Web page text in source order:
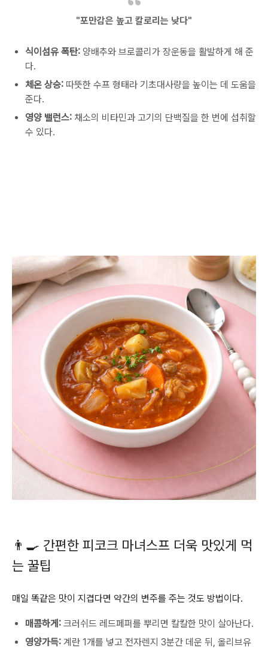
"포만감은 높고 칼로리는 낮다"
식이섬유 폭탄: 양배추와 브로콜리가 장운동을 활발하게 해 준
다.
체온 상승: 따뜻한 수프 형태라 기초대사량을 높이는 데 도움을
준다.
영양 밸런스: 채소의 비타민과 고기의 단백질을 한 번에 섭취할
수 있다.
👨‍🍳 간편한 피코크 마녀스프 더욱 맛있게 먹
는 꿀팁
매일 똑같은 맛이 지겹다면 약간의 변주를 주는 것도 방법이다.
매콤하게: 크러쉬드 레드페퍼를 뿌리면 칼칼한 맛이 살아난다.
영양가득: 계란 1개를 넣고 전자렌지 3분간 데운 뒤, 올리브유